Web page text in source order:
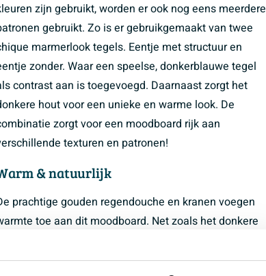
zijn gebruikt, worden er ook nog eens meerdere
gebruikt. Zo is er gebruikgemaakt van twee
marmerlook tegels. Eentje met structuur en
zonder. Waar een speelse, donkerblauwe tegel
contrast aan is toegevoegd. Daarnaast zorgt het
hout voor een unieke en warme look. De
zorgt voor een moodboard rijk aan
texturen en patronen!
& natuurlijk
prachtige gouden regendouche en kranen voegen
toe aan dit moodboard. Net zoals het donkere
natuurlijke look creëert. De waskom sluit